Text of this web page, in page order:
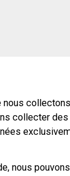
collecter des
nous